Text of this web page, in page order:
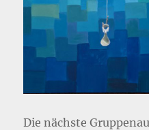
Die nächste